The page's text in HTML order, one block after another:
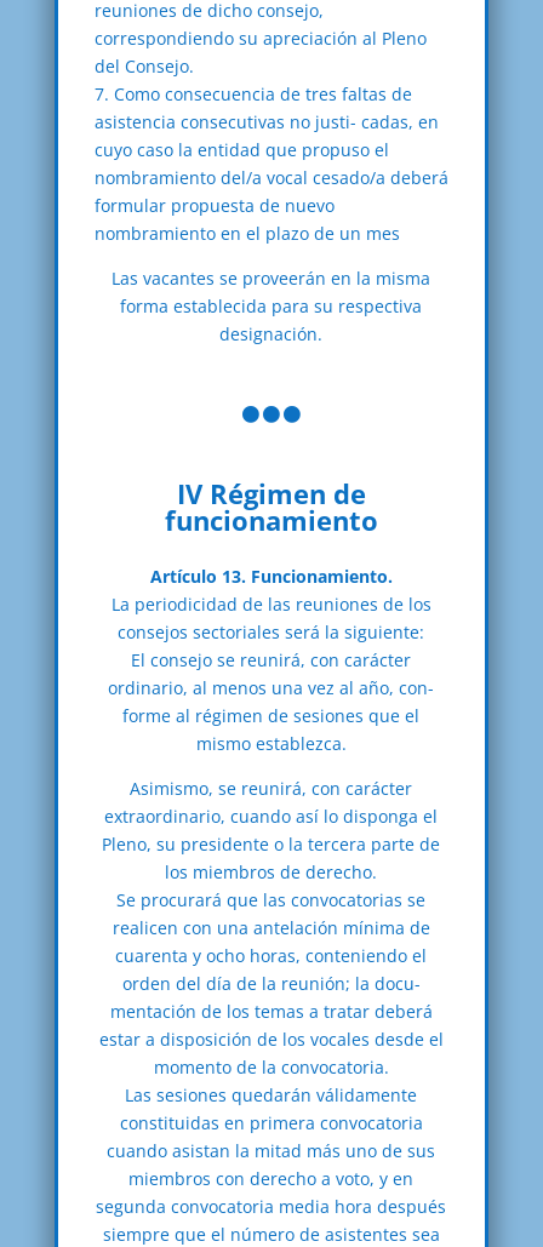
reuniones de dicho consejo,
correspondiendo su apreciación al Pleno
del Consejo.
7. Como consecuencia de tres faltas de
asistencia consecutivas no justi- cadas, en
cuyo caso la entidad que propuso el
nombramiento del/a vocal cesado/a deberá
formular propuesta de nuevo
nombramiento en el plazo de un mes
Las vacantes se proveerán en la misma
forma establecida para su respectiva
designación.

IV Régimen de
funcionamiento
Artículo 13. Funcionamiento.
La periodicidad de las reuniones de los
consejos sectoriales será la siguiente:
El consejo se reunirá, con carácter
ordinario, al menos una vez al año, con-
forme al régimen de sesiones que el
mismo establezca.
Asimismo, se reunirá, con carácter
extraordinario, cuando así lo disponga el
Pleno, su presidente o la tercera parte de
los miembros de derecho.
Se procurará que las convocatorias se
realicen con una antelación mínima de
cuarenta y ocho horas, conteniendo el
orden del día de la reunión; la docu-
mentación de los temas a tratar deberá
estar a disposición de los vocales desde el
momento de la convocatoria.
Las sesiones quedarán válidamente
constituidas en primera convocatoria
cuando asistan la mitad más uno de sus
miembros con derecho a voto, y en
segunda convocatoria media hora después
siempre que el número de asistentes sea